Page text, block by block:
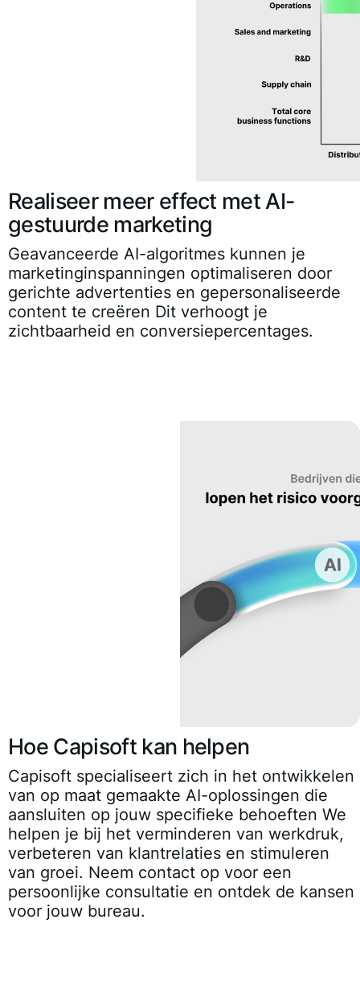
Realiseer meer effect met AI-
gestuurde marketing
Geavanceerde AI-algoritmes kunnen je
marketinginspanningen optimaliseren door
gerichte advertenties en gepersonaliseerde
content te creëren Dit verhoogt je
zichtbaarheid en conversiepercentages.
Hoe Capisoft kan helpen
Capisoft specialiseert zich in het ontwikkelen
van op maat gemaakte AI-oplossingen die
aansluiten op jouw specifieke behoeften We
helpen je bij het verminderen van werkdruk,
verbeteren van klantrelaties en stimuleren
van groei. Neem contact op voor een
persoonlijke consultatie en ontdek de kansen
voor jouw bureau.